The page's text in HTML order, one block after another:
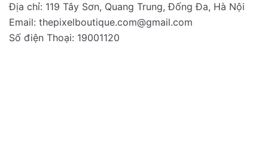
Địa chỉ: 119 Tây Sơn, Quang Trung, Đống Đa, Hà Nội
Email: thepixelboutique.com@gmail.com
Số điện Thoại: 19001120